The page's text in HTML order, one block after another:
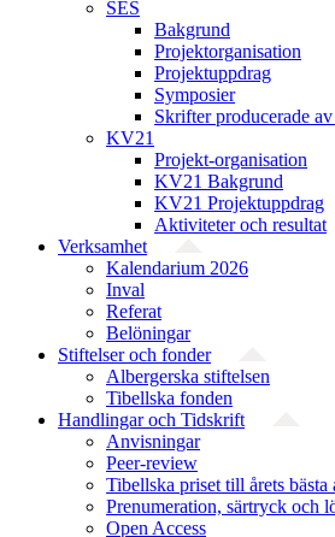
SES
Bakgrund
Projekt­organisation
Projektuppdrag
Symposier
Skrifter producerade
KV21
Projekt-organisation
KV21 Bakgrund
KV21 Projektuppdrag
Aktiviteter och resultat
Verksamhet
Kalendarium 2026
Inval
Referat
Belöningar
Stiftelser och fonder
Albergerska stiftelsen
Tibellska fonden
Handlingar och Tidskrift
Anvisningar
Peer-review
Tibellska priset till årets bästa
Prenumeration, särtryck och
Open Access